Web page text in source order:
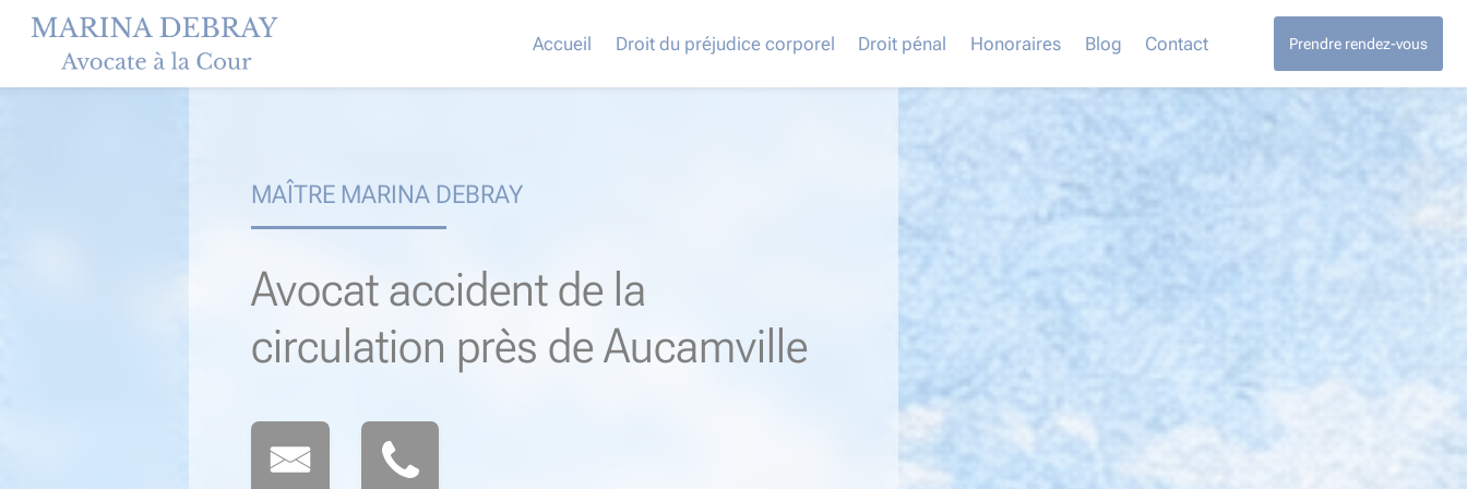
Accueil Droit du préjudice corporel Droit pénal Honoraires Blog Contact Prendre rendez-vous
MAÎTRE MARINA DEBRAY
Avocat accident de la
circulation près de Aucamville